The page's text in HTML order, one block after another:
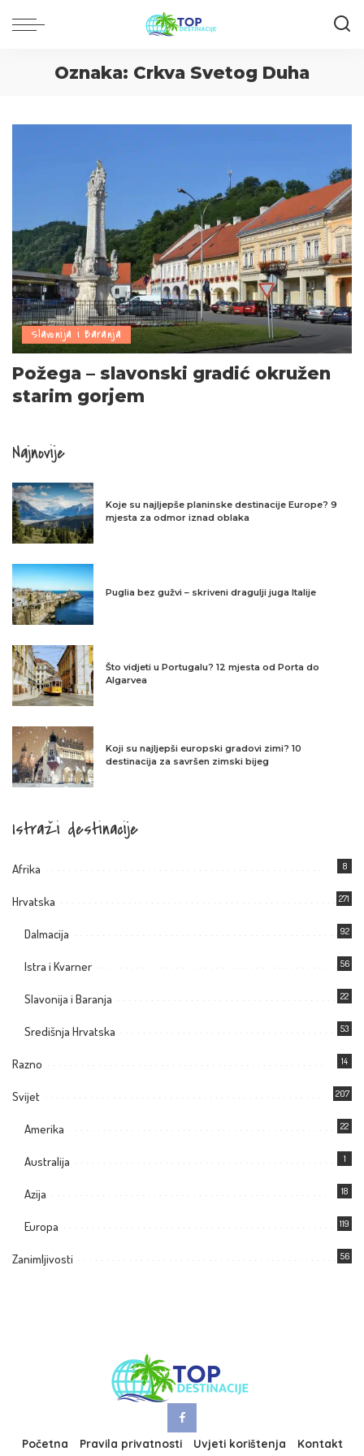
Oznaka: Crkva Svetog Duha
Slavonija i Baranja
Požega – slavonski gradić okružen
starim gorjem
Najnovije
Koje su najljepše planinske destinacije Europe? 9
mjesta za odmor iznad oblaka
Puglia bez gužvi – skriveni dragulji juga Italije
Što vidjeti u Portugalu? 12 mjesta od Porta do
Algarvea
Koji su najljepši europski gradovi zimi? 10
destinacija za savršen zimski bijeg
Istraži destinacije
Afrika 8
Hrvatska 271
Dalmacija 92
Istra i Kvarner 56
Slavonija i Baranja 22
Središnja Hrvatska 53
Razno 14
Svijet 207
Amerika 22
Australija 1
Azija 18
Europa 119
Zanimljivosti 56
Početna Pravila privatnosti Uvjeti korištenja Kontakt